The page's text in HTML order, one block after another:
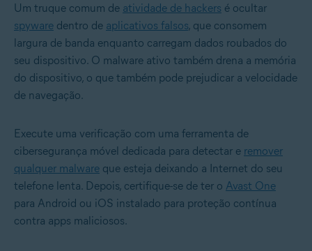
Um truque comum de atividade de hackers é ocultar
spyware dentro de aplicativos falsos, que consomem
largura de banda enquanto carregam dados roubados do
seu dispositivo. O malware ativo também drena a memória
do dispositivo, o que também pode prejudicar a velocidade
de navegação.
Execute uma verificação com uma ferramenta de
cibersegurança móvel dedicada para detectar e remover
qualquer malware que esteja deixando a Internet do seu
telefone lenta. Depois, certifique-se de ter o Avast One
para Android ou iOS instalado para proteção contínua
contra apps maliciosos.